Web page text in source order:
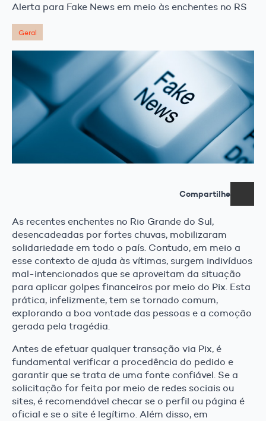
Alerta para Fake News em meio às enchentes no RS
Geral
Compartilhe
As recentes enchentes no Rio Grande do Sul,
desencadeadas por fortes chuvas, mobilizaram
solidariedade em todo o país. Contudo, em meio a
esse contexto de ajuda às vítimas, surgem indivíduos
mal-intencionados que se aproveitam da situação
para aplicar golpes financeiros por meio do Pix. Esta
prática, infelizmente, tem se tornado comum,
explorando a boa vontade das pessoas e a comoção
gerada pela tragédia.
Antes de efetuar qualquer transação via Pix, é
fundamental verificar a procedência do pedido e
garantir que se trata de uma fonte confiável. Se a
solicitação for feita por meio de redes sociais ou
sites, é recomendável checar se o perfil ou página é
oficial e se o site é legítimo. Além disso, em